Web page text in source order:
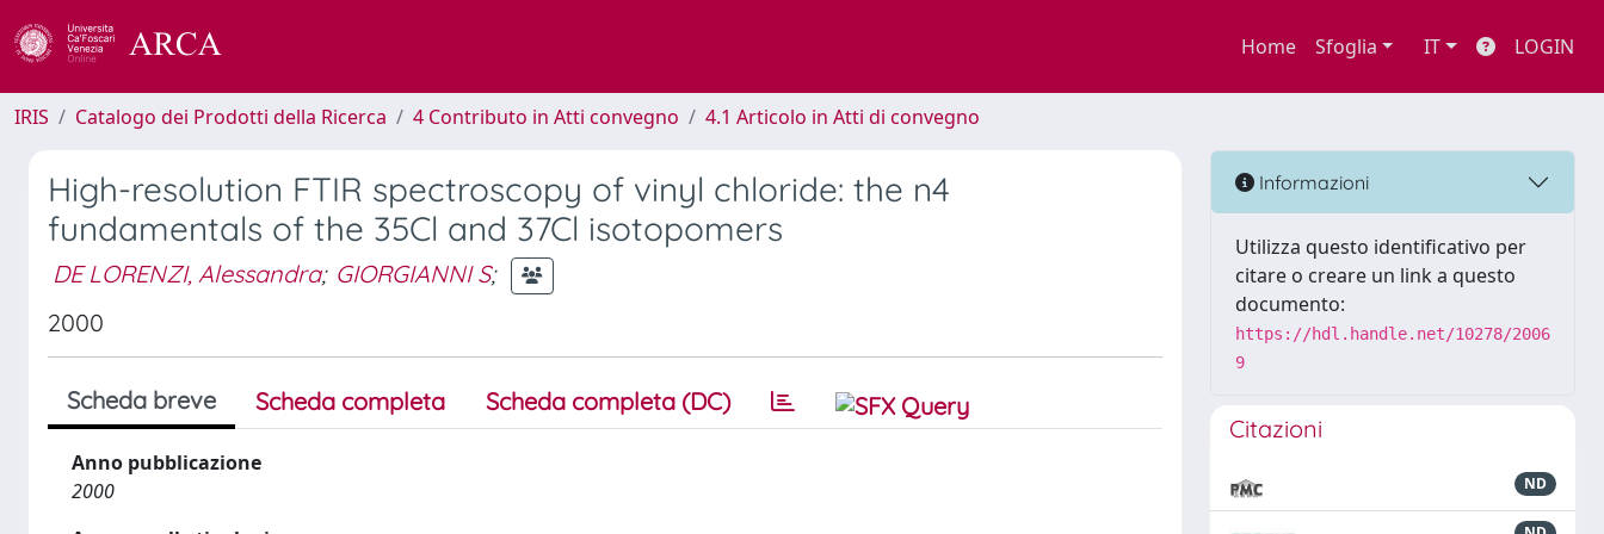
Home Sfoglia IT LOGIN
IRIS Catalogo dei Prodotti della Ricerca 4 Contributo in Atti convegno 4.1 Articolo in Atti di convegno
High-resolution FTIR spectroscopy of vinyl chloride: the n4
fundamentals of the 35Cl and 37Cl isotopomers
DE LORENZI, Alessandra; GIORGIANNI S;
2000
Scheda breve Scheda completa Scheda completa (DC)
Anno pubblicazione
2000
Informazioni
Utilizza questo identificativo per
citare o creare un link a questo
documento:
https://hdl.handle.net/10278/2006
9
Citazioni
ND